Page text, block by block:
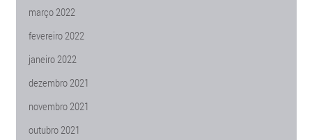
março 2022
fevereiro 2022
janeiro 2022
dezembro 2021
novembro 2021
outubro 2021